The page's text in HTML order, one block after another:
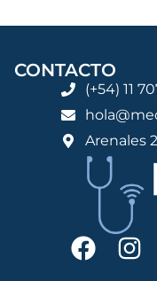
CONTACTO
(+54) 11
Arenales